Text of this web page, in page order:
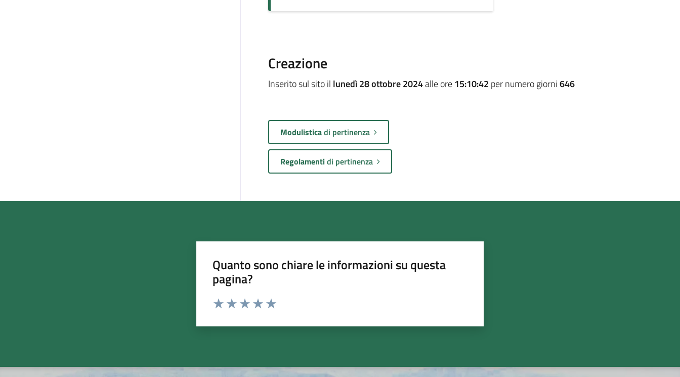
Creazione
Inserito sul sito il lunedì 28 ottobre 2024alle ore15:10:42 per numero giorni646
Modulisticadi pertinenza
Regolamentidi pertinenza
Quanto sono chiare le informazioni su questa
pagina?
Valuta da 1 a 5 stelle la pagina